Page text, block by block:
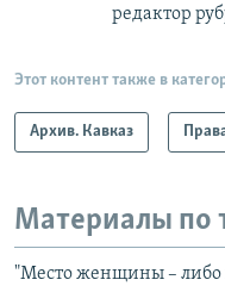
редактор
Этот контент также в
Архив. Кавказ
Материалы по
"Место женщины – либо